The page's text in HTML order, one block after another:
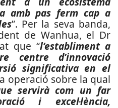
amb pas ferm cap a
”. Per la seva banda,
de Wanhua, el Dr
que “l’establiment a
centre d’innovació
significativa en el
operació sobre la qual
servirà com un far
i excel·lència,